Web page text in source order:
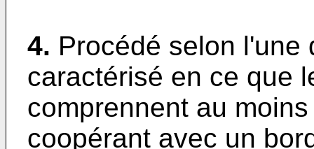
4. Procédé selon l'une
caractérisé en ce que
comprennent au
coopérant avec un